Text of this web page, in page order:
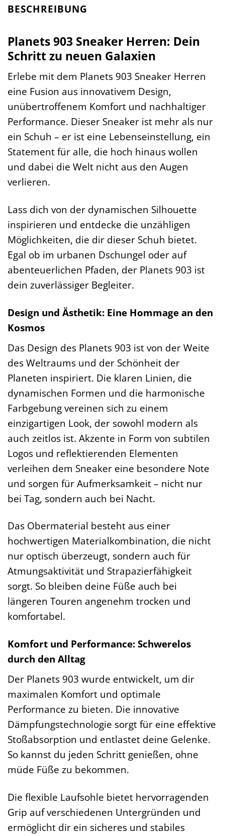
BESCHREIBUNG
Planets 903 Sneaker Herren: Dein
Schritt zu neuen Galaxien
Erlebe mit dem Planets 903 Sneaker Herren
eine Fusion aus innovativem Design,
unübertroffenem Komfort und nachhaltiger
Performance. Dieser Sneaker ist mehr als nur
ein Schuh – er ist eine Lebenseinstellung, ein
Statement für alle, die hoch hinaus wollen
und dabei die Welt nicht aus den Augen
verlieren.
Lass dich von der dynamischen Silhouette
inspirieren und entdecke die unzähligen
Möglichkeiten, die dir dieser Schuh bietet.
Egal ob im urbanen Dschungel oder auf
abenteuerlichen Pfaden, der Planets 903 ist
dein zuverlässiger Begleiter.
Design und Ästhetik: Eine Hommage an den
Kosmos
Das Design des Planets 903 ist von der Weite
des Weltraums und der Schönheit der
Planeten inspiriert. Die klaren Linien, die
dynamischen Formen und die harmonische
Farbgebung vereinen sich zu einem
einzigartigen Look, der sowohl modern als
auch zeitlos ist. Akzente in Form von subtilen
Logos und reflektierenden Elementen
verleihen dem Sneaker eine besondere Note
und sorgen für Aufmerksamkeit – nicht nur
bei Tag, sondern auch bei Nacht.
Das Obermaterial besteht aus einer
hochwertigen Materialkombination, die nicht
nur optisch überzeugt, sondern auch für
Atmungsaktivität und Strapazierfähigkeit
sorgt. So bleiben deine Füße auch bei
längeren Touren angenehm trocken und
komfortabel.
Komfort und Performance: Schwerelos
durch den Alltag
Der Planets 903 wurde entwickelt, um dir
maximalen Komfort und optimale
Performance zu bieten. Die innovative
Dämpfungstechnologie sorgt für eine effektive
Stoßabsorption und entlastet deine Gelenke.
So kannst du jeden Schritt genießen, ohne
müde Füße zu bekommen.
Die flexible Laufsohle bietet hervorragenden
Grip auf verschiedenen Untergründen und
ermöglicht dir ein sicheres und stabiles